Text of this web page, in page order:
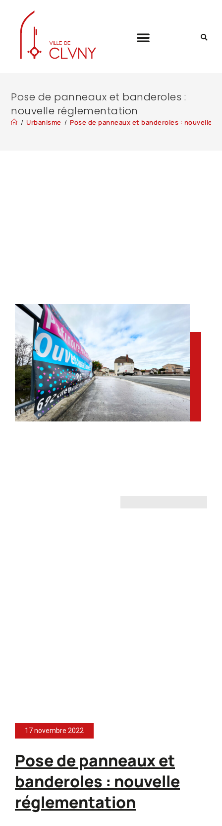
Pose de panneaux et banderoles :
nouvelle réglementation
/ Urbanisme / Pose de panneaux et banderoles : nouvelle
17 novembre 2022
Pose de panneaux et
banderoles : nouvelle
réglementation